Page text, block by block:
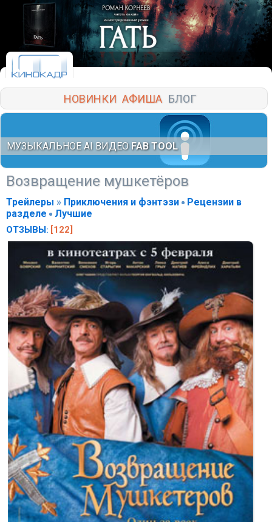
НОВИНКИ АФИША БЛОГ
МУЗЫКАЛЬНОЕ AI ВИДЕО FAB TOOL
Возвращение мушкетёров
Трейлеры » Приключения и фэнтэзи
Рецензии в
разделе
Лучшие
ОТЗЫВЫ: [122]